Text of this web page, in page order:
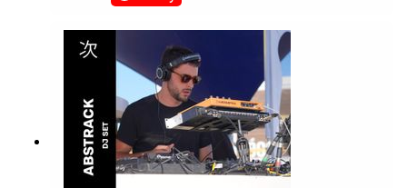
électroniques les plus innovantes. En tête
d’affiche, Ultrabruma, duo composé de Brenda &
María Manuela, originaire de Colombie, on fait
leurs toute première apparition à Paris et sont
passées faire un set derrière les platines de
Tsugi Radio.